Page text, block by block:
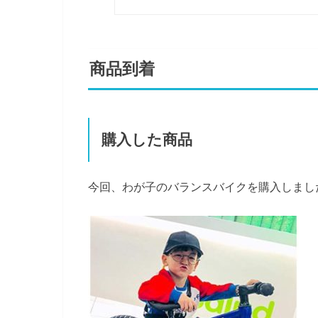
商品到着
購入した商品
今回、わが子のバランスバイクを購入しまし